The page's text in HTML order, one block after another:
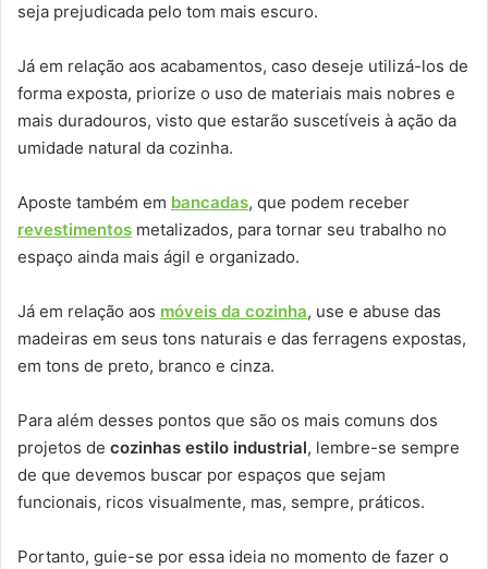
seja prejudicada pelo tom mais escuro.
Já em relação aos acabamentos, caso deseje utilizá-los de
forma exposta, priorize o uso de materiais mais nobres e
mais duradouros, visto que estarão suscetíveis à ação da
umidade natural da cozinha.
Aposte também em bancadas, que podem receber
revestimentos metalizados, para tornar seu trabalho no
espaço ainda mais ágil e organizado.
Já em relação aos móveis da cozinha, use e abuse das
madeiras em seus tons naturais e das ferragens expostas,
em tons de preto, branco e cinza.
Para além desses pontos que são os mais comuns dos
projetos de cozinhas estilo industrial, lembre-se sempre
de que devemos buscar por espaços que sejam
funcionais, ricos visualmente, mas, sempre, práticos.
Portanto, guie-se por essa ideia no momento de fazer o